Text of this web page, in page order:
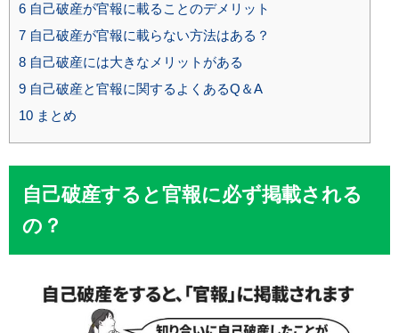
6 自己破産が官報に載ることのデメリット
7 自己破産が官報に載らない方法はある？
8 自己破産には大きなメリットがある
9 自己破産と官報に関するよくあるQ＆A
10 まとめ
自己破産すると官報に必ず掲載される
の？